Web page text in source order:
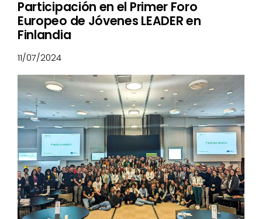
Proyectos
Convocatorias
Recursos
Perfil del contratante
Participación en el Primer Foro
Europeo de Jóvenes LEADER en
Finlandia
11/07/2024